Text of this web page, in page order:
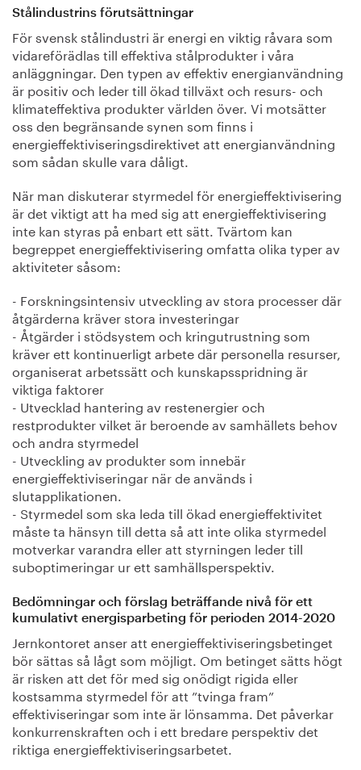
Stålindustrins förutsättningar
För svensk stålindustri är energi en viktig råvara som
vidareförädlas till effektiva stålprodukter i våra
anläggningar. Den typen av effektiv energianvändning
är positiv och leder till ökad tillväxt och resurs- och
klimateffektiva produkter världen över. Vi motsätter
oss den begränsande synen som finns i
energieffektiviseringsdirektivet att energianvändning
som sådan skulle vara dåligt.
När man diskuterar styrmedel för energieffektivisering
är det viktigt att ha med sig att energieffektivisering
inte kan styras på enbart ett sätt. Tvärtom kan
begreppet energieffektivisering omfatta olika typer av
aktiviteter såsom:
- Forskningsintensiv utveckling av stora processer där
åtgärderna kräver stora investeringar
- Åtgärder i stödsystem och kringutrustning som
kräver ett kontinuerligt arbete där personella resurser,
organiserat arbetssätt och kunskapsspridning är
viktiga faktorer
- Utvecklad hantering av restenergier och
restprodukter vilket är beroende av samhällets behov
och andra styrmedel
- Utveckling av produkter som innebär
energieffektiviseringar när de används i
slutapplikationen.
- Styrmedel som ska leda till ökad energieffektivitet
måste ta hänsyn till detta så att inte olika styrmedel
motverkar varandra eller att styrningen leder till
suboptimeringar ur ett samhällsperspektiv.
Bedömningar och förslag beträffande nivå för ett
kumulativt energisparbeting för perioden 2014-2020
Jernkontoret anser att energieffektiviseringsbetinget
bör sättas så lågt som möjligt. Om betinget sätts högt
är risken att det för med sig onödigt rigida eller
kostsamma styrmedel för att ”tvinga fram”
effektiviseringar som inte är lönsamma. Det påverkar
konkurrenskraften och i ett bredare perspektiv det
riktiga energieffektiviseringsarbetet.